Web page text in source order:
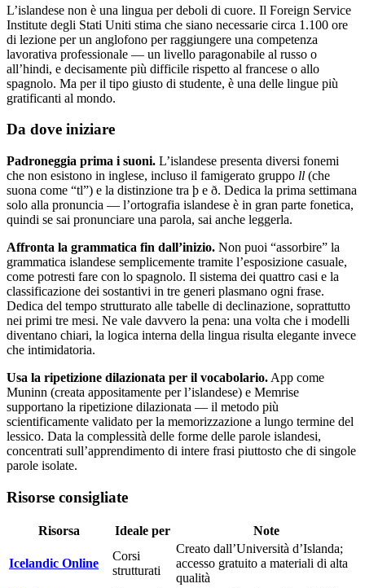
L’islandese non è una lingua per deboli di cuore. Il Foreign Service
Institute degli Stati Uniti stima che siano necessarie circa 1.100 ore
di lezione per un anglofono per raggiungere una competenza
lavorativa professionale — un livello paragonabile al russo o
all’hindi, e decisamente più difficile rispetto al francese o allo
spagnolo. Ma per il tipo giusto di studente, è una delle lingue più
gratificanti al mondo.
Da dove iniziare
Padroneggia prima i suoni. L’islandese presenta diversi fonemi
che non esistono in inglese, incluso il famigerato gruppo ll (che
suona come “tl”) e la distinzione tra þ e ð. Dedica la prima settimana
solo alla pronuncia — l’ortografia islandese è in gran parte fonetica,
quindi se sai pronunciare una parola, sai anche leggerla.
Affronta la grammatica fin dall’inizio. Non puoi “assorbire” la
grammatica islandese semplicemente tramite l’esposizione casuale,
come potresti fare con lo spagnolo. Il sistema dei quattro casi e la
classificazione dei sostantivi in tre generi plasmano ogni frase.
Dedica del tempo strutturato alle tabelle di declinazione, soprattutto
nei primi tre mesi. Ne vale davvero la pena: una volta che i modelli
diventano chiari, la logica interna della lingua risulta elegante invece
che intimidatoria.
Usa la ripetizione dilazionata per il vocabolario. App come
Muninn (creata appositamente per l’islandese) e Memrise
supportano la ripetizione dilazionata — il metodo più
scientificamente validato per la memorizzazione a lungo termine del
lessico. Data la complessità delle forme delle parole islandesi,
concentrati sull’apprendimento di intere frasi piuttosto che di singole
parole isolate.
Risorse consigliate
Risorsa Ideale per Note
Icelandic Online
Corsi
strutturati
Creato dall’Università d’Islanda;
accesso gratuito a materiali di alta
qualità